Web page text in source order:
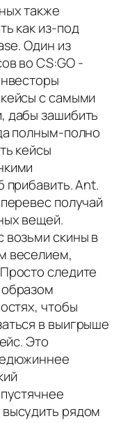
также
как из-под
Один из
во CS:GO -
с самыми
дабы зашибить
полным-полно
кейсы
прибавить. Ant.
получай
вещей.
скины в
веселием,
следите
чтобы
в выигрыше
Это
рядом